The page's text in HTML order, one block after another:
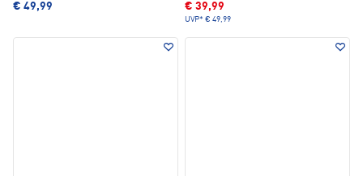
€ 49,99 € 39,99
UVP* € 49,99